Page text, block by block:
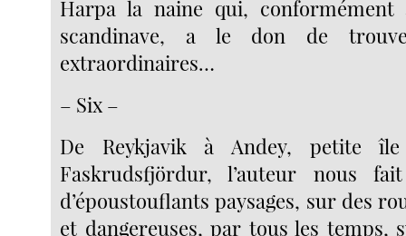
Harpa la naine qui, conformément
scandinave, a le don de
extraordinaires…
– Six –
De Reykjavik à Andey, petite
Faskrudsfjördur, l’auteur nous
d’époustouflants paysages, sur des
et dangereuses, par tous les temps,